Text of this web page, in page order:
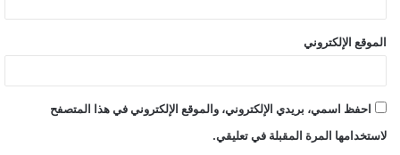
الموقع الإلكتروني
احفظ اسمي، بريدي الإلكتروني، والموقع الإلكتروني في هذا المتصفح
لاستخدامها المرة المقبلة في تعليقي.